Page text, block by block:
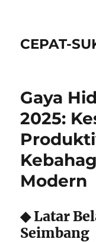
CEPAT-
Gaya
2025:
Modern
◆ Latar
Seimbang